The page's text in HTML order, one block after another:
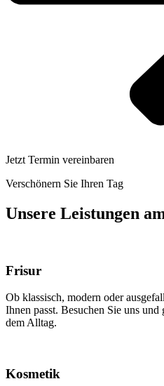
Jetzt Termin vereinbaren
Verschönern Sie Ihren Tag
Unsere Leistungen
Frisur
Ob klassisch, modern oder
Ihnen passt. Besuchen Sie uns
dem Alltag.
Kosmetik